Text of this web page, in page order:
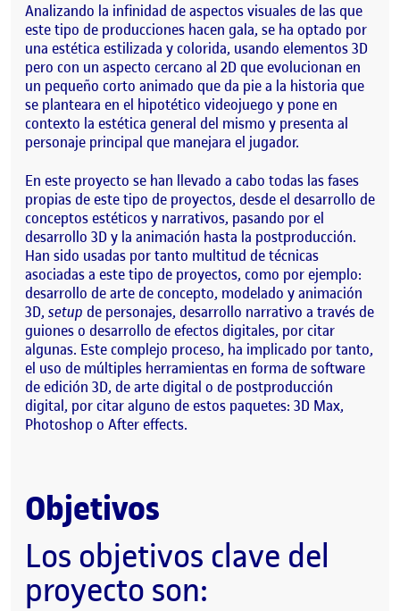
Analizando la infinidad de aspectos visuales de las que
este tipo de producciones hacen gala, se ha optado por
una estética estilizada y colorida, usando elementos 3D
pero con un aspecto cercano al 2D que evolucionan en
un pequeño corto animado que da pie a la historia que
se planteara en el hipotético videojuego y pone en
contexto la estética general del mismo y presenta al
personaje principal que manejara el jugador.
En este proyecto se han llevado a cabo todas las fases
propias de este tipo de proyectos, desde el desarrollo de
conceptos estéticos y narrativos, pasando por el
desarrollo 3D y la animación hasta la postproducción.
Han sido usadas por tanto multitud de técnicas
asociadas a este tipo de proyectos, como por ejemplo:
desarrollo de arte de concepto, modelado y animación
3D, setup de personajes, desarrollo narrativo a través de
guiones o desarrollo de efectos digitales, por citar
algunas. Este complejo proceso, ha implicado por tanto,
el uso de múltiples herramientas en forma de software
de edición 3D, de arte digital o de postproducción
digital, por citar alguno de estos paquetes: 3D Max,
Photoshop o After effects.
Objetivos
Los objetivos clave del
proyecto son: